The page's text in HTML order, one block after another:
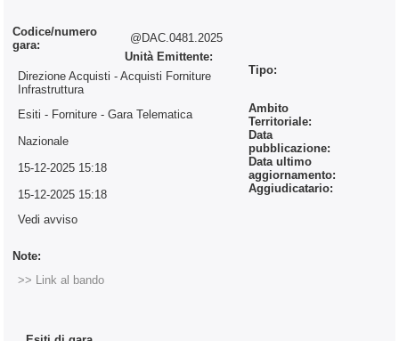
Codice/numero
gara:
@DAC.0481.2025
Unità Emittente:
Direzione Acquisti - Acquisti Forniture
Infrastruttura
Tipo:
Esiti - Forniture- Gara Telematica
Ambito
Territoriale:
Nazionale
Data
pubblicazione:
15-12-2025 15:18
Data ultimo
aggiornamento:
15-12-2025 15:18
Aggiudicatario:
Vedi avviso
Note:
>> Link al bando